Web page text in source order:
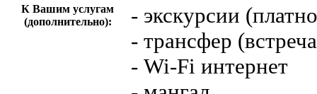
К Вашим услугам
(дополнительно):
- экскурсии
- трансфер
- Wi-Fi интернет